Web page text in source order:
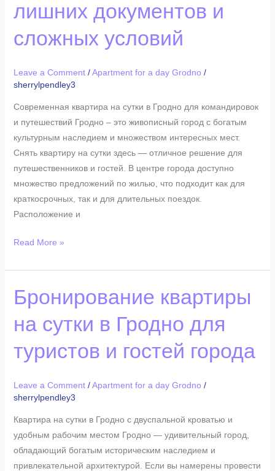
лишних документов и
сложных условий
Leave a Comment /Apartment for a day Grodno /
sherrylpendley3
Современная квартира на сутки в Гродно для командировок
и путешествий Гродно – это живописный город с богатым
культурным наследием и множеством интересных мест.
Снять квартиру на сутки здесь — отличное решение для
путешественников и гостей. В центре города доступно
множество предложений по жилью, что подходит как для
краткосрочных, так и для длительных поездок.
Расположение и
в
без
документов
и
сложных
условий
Read More »
Бронирование квартиры
на сутки в Гродно для
туристов и гостей города
Leave a Comment /Apartment for a day Grodno /
sherrylpendley3
Квартира на сутки в Гродно с двуспальной кроватью и
удобным рабочим местом Гродно — удивительный город,
обладающий богатым историческим наследием и
привлекательной архитектурой. Если вы намерены провести
Бронирование
квартиры
на
в
для
туристов